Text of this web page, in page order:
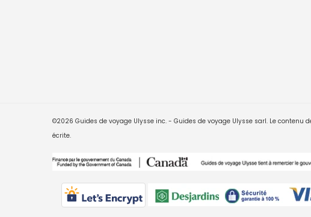
©2026 Guides de voyage Ulysse inc. - Guides de voyage Ulysse sarl. Le
écrite.